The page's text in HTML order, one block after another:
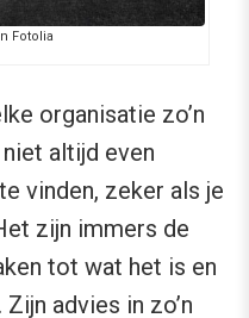
Fotolia
organisatie zo’n
altijd even
vinden, zeker als je
zijn immers de
tot wat het is en
advies in zo’n